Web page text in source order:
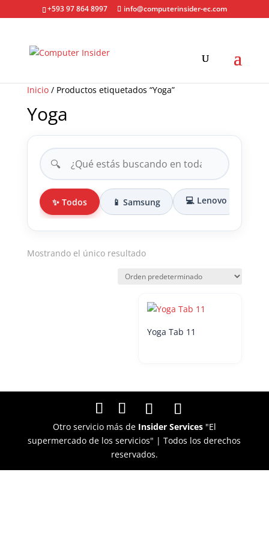
+593 97 864 8997 info@computerinsider-ec.com
Inicio/ Productos etiquetados “Yoga”
Yoga
🔍
✨ Todos 📱 Samsung 💻 Lenovo
Mostrando el único resultado
Yoga Tab 11
Otro servicio más de Insider Services"El
supermercado de los servicios" | Todos los derechos
reservados.